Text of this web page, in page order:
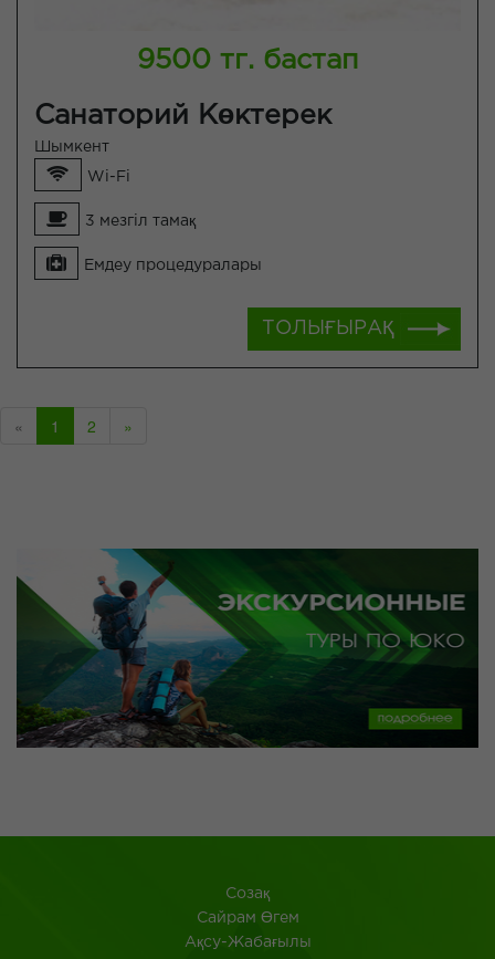
9500 тг. бастап
Санаторий Көктерек
Шымкент
Wi-Fi
3 мезгіл тамақ
Емдеу процедуралары
ТОЛЫҒЫРАҚ
« 1 2 »
Созақ
​Сайрам Өгем
Ақсу-Жабағылы